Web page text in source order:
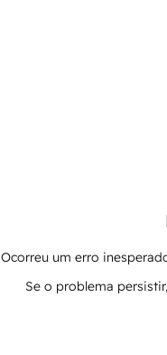
Ocorreu um erro
Se o problema